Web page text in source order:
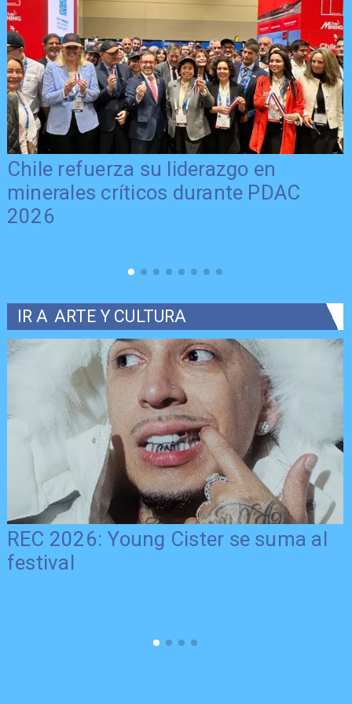
Chile refuerza su liderazgo en
minerales críticos durante PDAC
2026
IR A ARTE Y CULTURA
REC 2026: Young Cister se suma al
festival